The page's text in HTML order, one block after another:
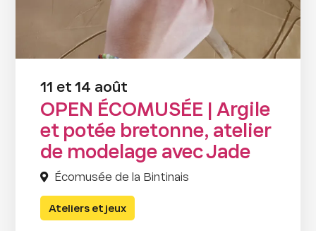
11 et 14 août
OPEN ÉCOMUSÉE | Argile
et potée bretonne, atelier
de modelage avec Jade
Écomusée de la Bintinais
Ateliers et jeux